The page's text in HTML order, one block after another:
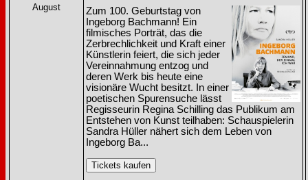
August
Zum 100. Geburtstag von
Ingeborg Bachmann! Ein
filmisches Porträt, das die
Zerbrechlichkeit und Kraft einer
Künstlerin feiert, die sich jeder
Vereinnahmung entzog und
deren Werk bis heute eine
visionäre Wucht besitzt. In einer
poetischen Spurensuche lässt
Regisseurin Regina Schilling das Publikum am
Entstehen von Kunst teilhaben: Schauspielerin
Sandra Hüller nähert sich dem Leben von
Ingeborg Ba...